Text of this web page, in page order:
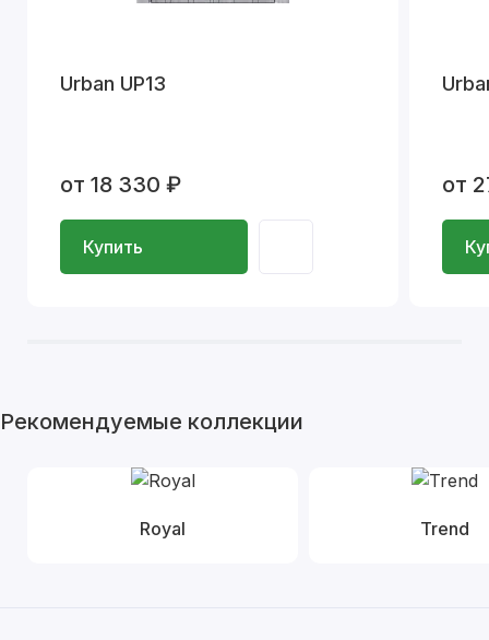
Urban UP13
от 18 330 ₽
Купить
от
Рекомендуемые коллекции
Royal Trend